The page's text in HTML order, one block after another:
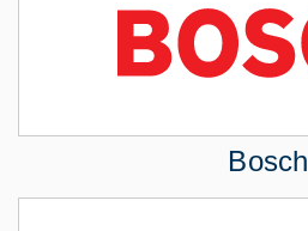
Bosch